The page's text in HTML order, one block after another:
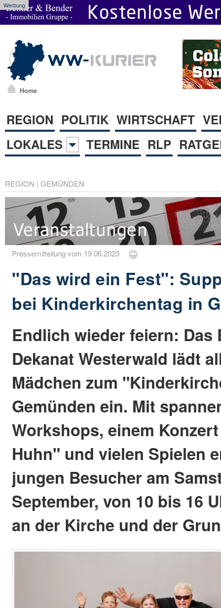
Werbung
Home
REGION POLITIK WIRTSCHAFT
LOKALES
TERMINE RLP
REGION | GEMÜNDEN
Pressemitteilung vom 19.06.2023
"Das wird ein Fest":
bei Kinderkirchentag in
Endlich wieder feiern: Das
Dekanat Westerwald lädt
Mädchen zum
Gemünden ein. Mit
Workshops, einem
Huhn" und vielen Spielen
jungen Besucher am
September, von 10 bis 16
an der Kirche und der